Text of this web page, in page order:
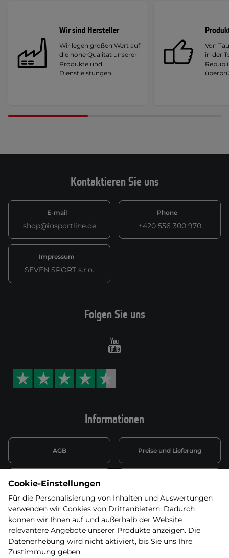
Wir sind Hersteller
Wir legen großen Wert auf
die hohe Qualität unserer
Produkte und
Dienstleistungen.
Von
in der
Kontaktieren Sie uns
E-mail
shop@insportline.de
Phone
+420 556 300 970
Impressum
SEVEN SPORT s.r.o.
Informationen
AGB Preise und Lieferung
Datenschutzerklärung
Wiederufsbelehrung mit Link
zum Formular
Batterieentsorgung
Informationen zu Elektro-
und Elektonikgeräten
Widerruf erklären
Folgen Sie uns
Youtube
Cookie-Einstellungen
Für die Personalisierung von Inhalten und Auswertungen
verwenden wir Cookies von Drittanbietern. Dadurch
können wir Ihnen auf und außerhalb der Website
relevantere Angebote unserer Produkte anzeigen. Die
Datenerhebung wird nicht aktiviert, bis Sie uns Ihre
Zustimmung geben.